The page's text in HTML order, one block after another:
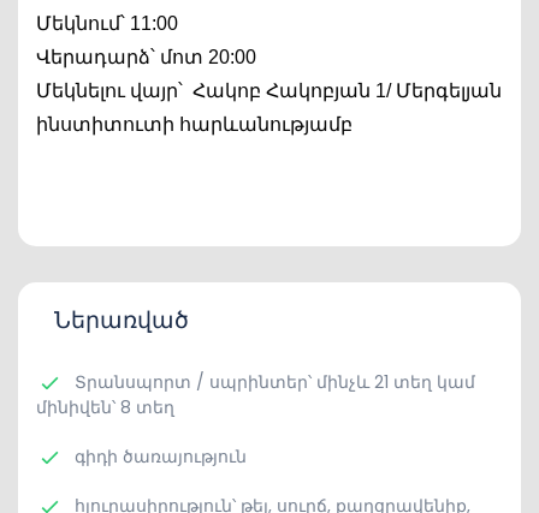
Մեկնում՝ 11:00
Վերադարձ՝ մոտ 20:00
Մեկնելու վայր՝  Հակոբ Հակոբյան 1/ Մերգելյան
ինստիտուտի հարևանությամբ
Ներառված
Տրանսպորտ / սպրինտեր՝ մինչև 21 տեղ կամ
մինիվեն՝ 8 տեղ
գիդի ծառայություն
հյուրասիրություն՝ թեյ, սուրճ, քաղցրավենիք,